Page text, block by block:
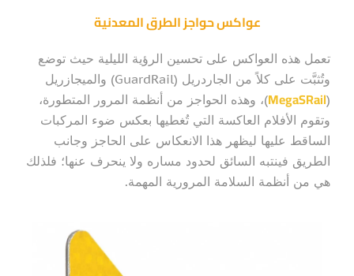
عواكس حواجز الطرق المعدنية
تعمل هذه العواكس على تحسين الرؤية الليلية حيث توضع
وتُثبَّت على كلاً من الجاردريل (GuardRail) والميجازريل
(
MegaSRail)، وهذه الحواجز من أنظمة المرور المتطورة،
وتقوم الأفلام العاكسة التي تُغطيها بعكس ضوء المركبات
الساقط عليها ليظهر هذا الانعكاس على الحاجز وجانب
الطريق فينتبه السائق لحدود مساره ولا ينحرف عنها؛ فلذلك
هي من أنظمة السلامة المرورية المهمة.